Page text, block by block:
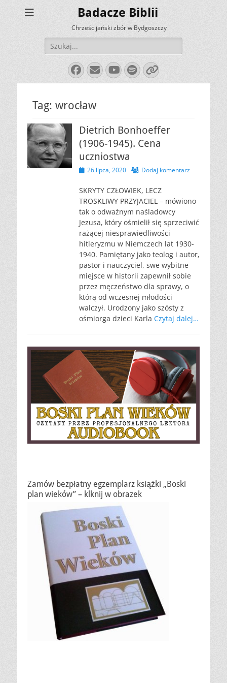
Badacze Biblii
Chrześcijański zbór w Bydgoszczy
Szukaj:
Facebook
E-
mail
YouTube
Spotify
Link
Tag: wrocław
Dietrich Bonhoeffer
(1906-1945). Cena
uczniostwa
Opublikowano
26 lipca, 2020 Dodaj komentarz
SKRYTY CZŁOWIEK, LECZ
TROSKLIWY PRZYJACIEL – mówiono
tak o odważnym naśladowcy
Jezusa, który ośmielił się sprzeciwić
rażącej niesprawiedliwości
hitleryzmu w Niemczech lat 1930-
1940. Pamiętany jako teolog i autor,
pastor i nauczyciel, swe wybitne
miejsce w historii zapewnił sobie
przez męczeństwo dla sprawy, o
którą od wczesnej młodości
walczył. Urodzony jako szósty z
ośmiorga dzieci Karla Czytaj dalej…
Zamów bezpłatny egzemplarz książki „Boski
plan wieków” – klknij w obrazek